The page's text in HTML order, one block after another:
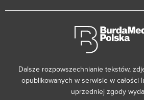
Dalsze rozpowszechnianie tekstów,
opublikowanych w serwisie w całości
uprzedniej zgody